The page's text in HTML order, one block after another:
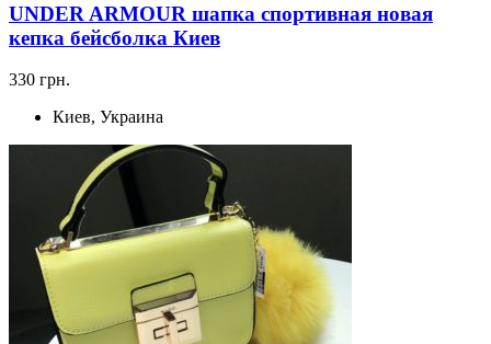
UNDER ARMOUR шапка спортивная новая
кепка бейсболка Киев
330 грн.
Киев, Украина